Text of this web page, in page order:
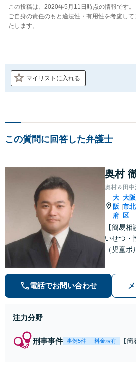
この投稿は、2020年5月11日時点の情報です。
ご自身の責任のもと適法性・有用性を考慮し
たします。
マイリストに入れる
この質問に回答した弁護士
奥村
奥村＆田
大
阪
府
大阪
市北
区
【簡易
いせつ・
（児童
等）に
電話でお問い合わせ
注力分野
刑事事件 事例5件 料金表有
【